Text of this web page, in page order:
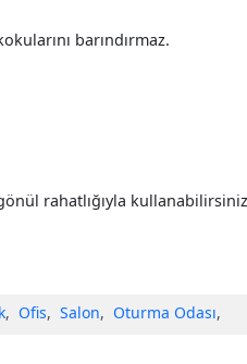
barındırmaz.
rahatlığıyla
, Ofis, Salon, Oturma Odası,